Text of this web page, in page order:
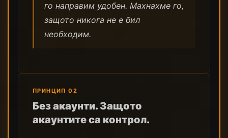
го направим удобен. Махнахме го,
защото никога не е бил
необходим.
ПРИНЦИП 02
Без акаунти. Защото
акаунтите са контрол.